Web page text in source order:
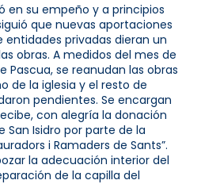
en su empeño y a principios
que nuevas aportaciones
entidades privadas dieran un
obras. A medidos del mes de
Pascua, se reanudan las obras
de la iglesia y el resto de
pendientes. Se encargan
con alegría la donación
San Isidro por parte de la
i Ramaders de Sants”.
la adecuación interior del
de la capilla del